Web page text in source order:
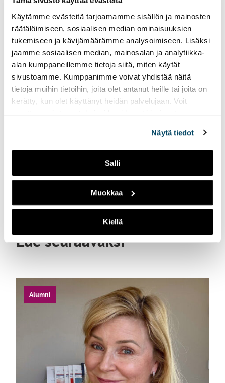
Käytämme evästeitä tarjoamamme sisällön ja mainosten
räätälöimiseen, sosiaalisen median ominaisuuksien
tukemiseen ja kävijämäärämme analysoimiseen. Lisäksi
jaamme sosiaalisen median, mainosalan ja analytiikka-
alan kumppaneillemme tietoja siitä, miten käytät
sivustoamme. Kumppanimme voivat yhdistää näitä
tietoja muihin tietoihin, joita olet antanut heille tai joita on
kerätty, kun olet käyttänyt heidän palvelujaan. Voit
muuttaa evästeasetuksiesi hyväksyntää sivuston
Näytä tiedot
Salli
Muokkaa
Kiellä
Artikkeli on julkaistu 24.4.2024 aiemmalla turkuamk.fi-
sivustolla.
Lisätietoja
Tutustu koulutukseen
Master of Business Administration, Business
Management
Lue seuraavaksi
Alumni